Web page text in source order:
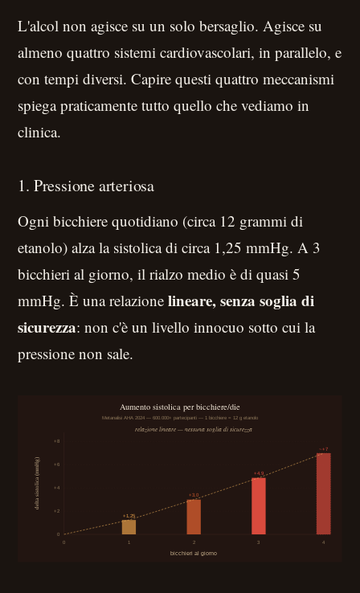
L'alcol non agisce su un solo bersaglio. Agisce su
almeno quattro sistemi cardiovascolari, in parallelo, e
con tempi diversi. Capire questi quattro meccanismi
spiega praticamente tutto quello che vediamo in
clinica.
1. Pressione arteriosa
Ogni bicchiere quotidiano (circa 12 grammi di
etanolo) alza la sistolica di circa 1,25 mmHg. A 3
bicchieri al giorno, il rialzo medio è di quasi 5
mmHg. È una relazionelineare, senza soglia di
sicurezza: non c'è un livello innocuo sotto cui la
pressione non sale.